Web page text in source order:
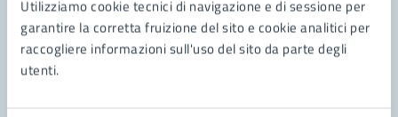
Utilizziamo cookie tecnici di navigazione e di sessione per
garantire la corretta fruizione del sito e cookie analitici per
raccogliere informazioni sull'uso del sito da parte degli
utenti.
Problemi in città
Segnala disservizio